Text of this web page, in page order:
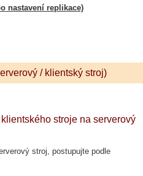
nastavení replikace)
/ klientský stroj)
stroje na serverový
stroj, postupujte podle